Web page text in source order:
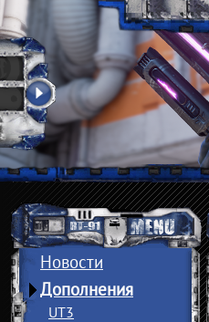
Новости
Дополнения
UT3